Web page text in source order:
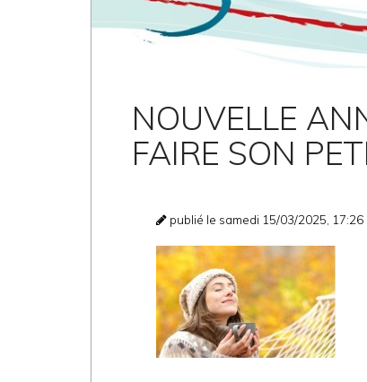
NOUVELLE
FAIRE SON
publié le samedi 15/03/2025, 17:26